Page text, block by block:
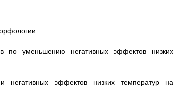
по уменьшению негативных эффектов низких
негативных эффектов низких температур на